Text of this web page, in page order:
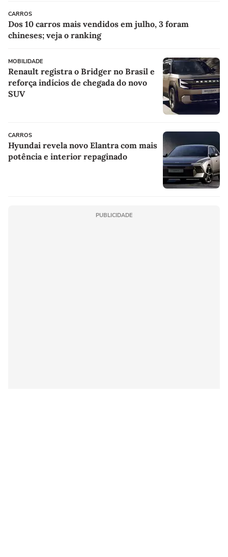
CARROS
Dos 10 carros mais vendidos em julho, 3 foram
chineses; veja o ranking
MOBILIDADE
Renault registra o Bridger no Brasil e
reforça indícios de chegada do novo
SUV
CARROS
Hyundai revela novo Elantra com mais
potência e interior repaginado
PUBLICIDADE